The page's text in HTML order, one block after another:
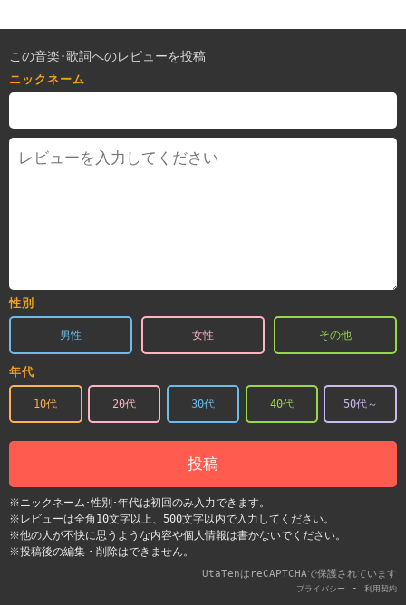
この音楽･歌詞へのレビューを投稿
ニックネーム
性別
男性 女性 その他
年代
10代 20代 30代 40代 50代～
投稿
※ニックネーム･性別･年代は初回のみ入力できます。
※レビューは全角10文字以上、500文字以内で入力してください。
※他の人が不快に思うような内容や個人情報は書かないでください。
※投稿後の編集・削除はできません。
UtaTenはreCAPTCHAで保護されています
プライバシー - 利用契約